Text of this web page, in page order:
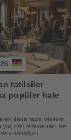
tatilciler
popüler hale
daha fazla otellerin
otel restoranları ise
dönüşüyor